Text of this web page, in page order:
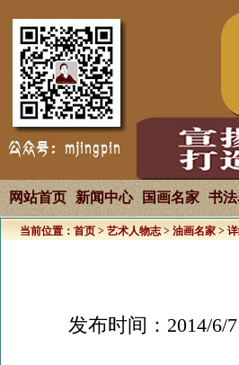
网站首页 新闻中心 国画名家 书
当前位置：首页>艺术人物志>油画名家>
发布时间：2014/